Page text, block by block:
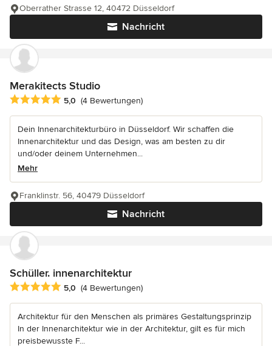
Nachricht
Oberrather Strasse 12, 40472 Düsseldorf
Merakitects Studio
Durchschnittliche Bewertung: 5 von 5 Sternen
5,0 (4 Bewertungen)
Dein Innenarchitekturbüro in Düsseldorf. Wir schaffen die
Innenarchitektur und das Design, was am besten zu dir
und/oder deinem Unternehmen...
Mehr
Nachricht
Franklinstr. 56, 40479 Düsseldorf
Schüller. innenarchitektur
Durchschnittliche Bewertung: 5 von 5 Sternen
5,0 (4 Bewertungen)
Architektur für den Menschen als primäres Gestaltungsprinzip
In der Innenarchitektur wie in der Architektur, gilt es für mich
preisbewusste F...